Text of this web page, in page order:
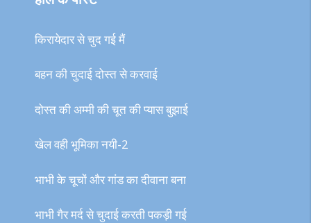
किरायेदार से चुद गई मैं
बहन की चुदाई दोस्त से करवाई
दोस्त की अम्मी की चूत की प्यास बुझाई
खेल वही भूमिका नयी-2
भाभी के चूचों और गांड का दीवाना बना
भाभी गैर मर्द से चुदाई करती पकड़ी गई